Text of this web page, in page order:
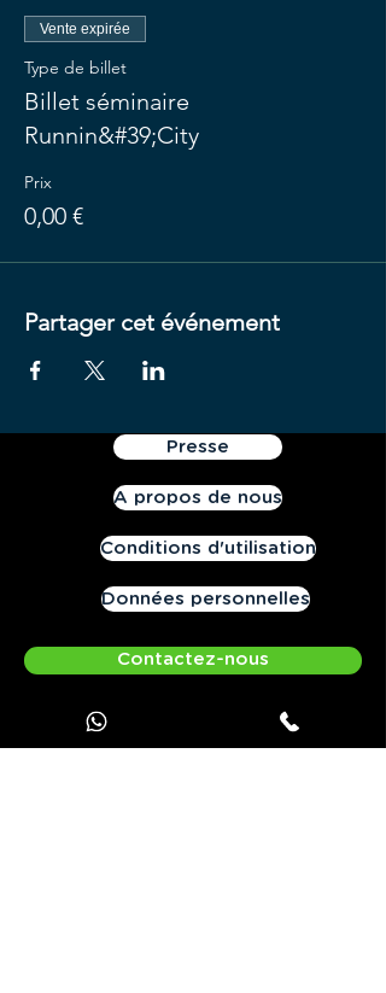
Vente expirée
Type de billet
Billet séminaire
Runnin&#39;City
Prix
0,00 €
Partager cet événement
Presse
A propos de nous
Conditions d'utilisation
Données personnelles
Contactez-nous